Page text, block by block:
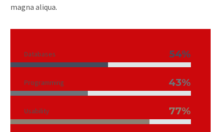
magna aliqua.
Databases 54%
Programming 43%
Usability 77%